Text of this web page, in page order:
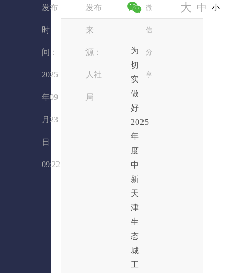
发布
时
间：
2025
年09
月23
日
09:22
发布
来
源：
人社
局
微
信
分
享
大 中 小
为
切
实
做
好
2025
年
度
中
新
天
津
生
态
城
工